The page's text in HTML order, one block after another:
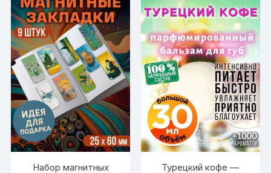
Набор магнитных
Турецкий кофе —